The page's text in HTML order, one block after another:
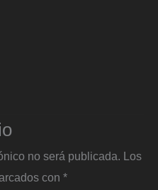
no será publicada. Los
con *